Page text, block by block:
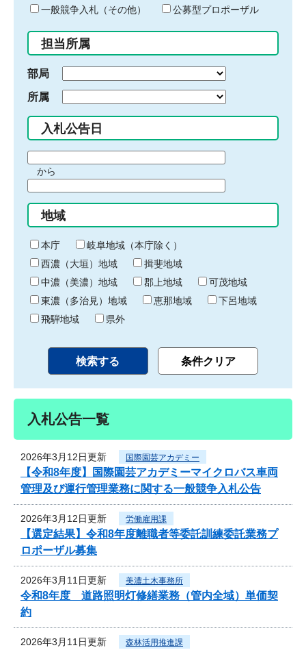
ド
入
力
一般競争入札（その他）
公募型プロポーザル
担当所属
部局
所属
入札公告日
間
始
り
から
間
終
わ
り
地域
本庁
岐阜地域（本庁除く）
西濃（大垣）地域
揖斐地域
中濃（美濃）地域
郡上地域
可茂地域
東濃（多治見）地域
恵那地域
下呂地域
飛騨地域
県外
入札公告一覧
2026年3月12日更新 国際園芸アカデミー
【令和8年度】国際園芸アカデミーマイクロバス車両
管理及び運行管理業務に関する一般競争入札公告
2026年3月12日更新 労働雇用課
【選定結果】令和8年度離職者等委託訓練委託業務プ
ロポーザル募集
2026年3月11日更新 美濃土木事務所
令和8年度 道路照明灯修繕業務（管内全域）単価契
約
2026年3月11日更新 森林活用推進課